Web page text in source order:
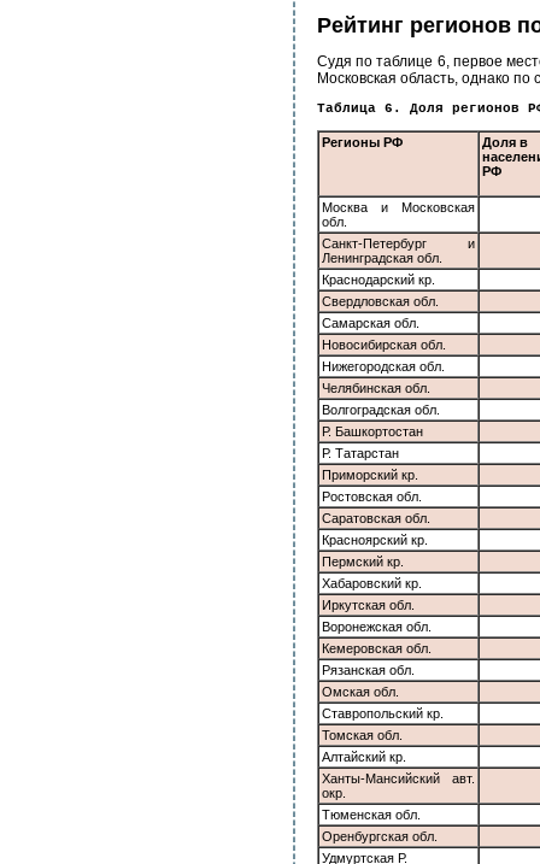
Рейтинг регионов
Судя по таблице 6, первое
Московская область, однако
Таблица 6. Доля регионов
Регионы РФ
Доля в
РФ
Москва и Московская
обл.
Санкт-Петербург и
Ленинградская обл.
Краснодарский кр.
Свердловская обл.
Самарская обл.
Новосибирская обл.
Нижегородская обл.
Челябинская обл.
Волгоградская обл.
Р. Башкортостан
Р. Татарстан
Приморский кр.
Ростовская обл.
Саратовская обл.
Красноярский кр.
Пермский кр.
Хабаровский кр.
Иркутская обл.
Воронежская обл.
Кемеровская обл.
Рязанская обл.
Омская обл.
Ставропольский кр.
Томская обл.
Алтайский кр.
Ханты-Мансийский авт.
окр.
Тюменская обл.
Оренбургская обл.
Удмуртская Р.